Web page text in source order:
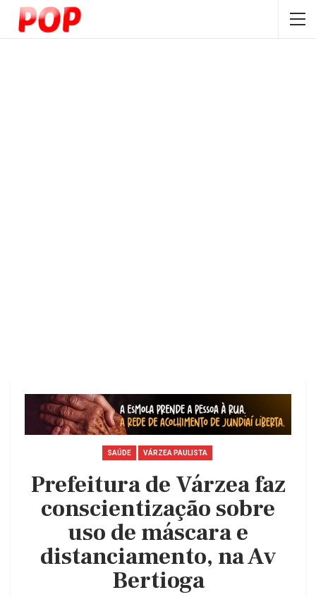
SAÚDE VÁRZEA PAULISTA
Prefeitura de Várzea faz
conscientização sobre
uso de máscara e
distanciamento, na Av
Bertioga